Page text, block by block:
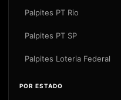
Palpites PT Rio
Palpites PT SP
Palpites Loteria Federal
POR ESTADO